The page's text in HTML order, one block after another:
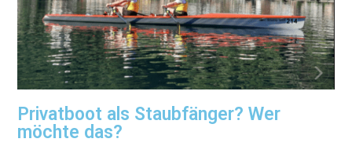
Privatboot als Staubfänger? Wer
möchte das?